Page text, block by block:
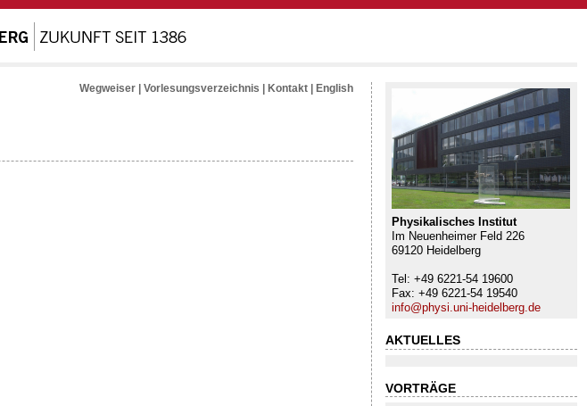
Physikalisches Institut
Im Neuenheimer Feld 226
69120 Heidelberg
Tel: +49 6221-54 19600
Fax: +49 6221-54 19540
info@physi.uni-heidelberg.de
AKTUELLES
VORTRÄGE
Wegweiser Vorlesungsverzeichnis Kontakt English